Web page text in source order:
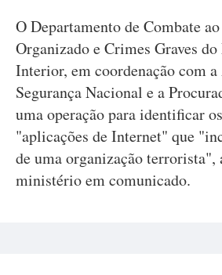
O Departamento de Combate
Organizado e Crimes Graves
Interior, em coordenação com
Segurança Nacional e a
uma operação para identificar
"aplicações de Internet" que
de uma organização terrorista",
ministério em comunicado.